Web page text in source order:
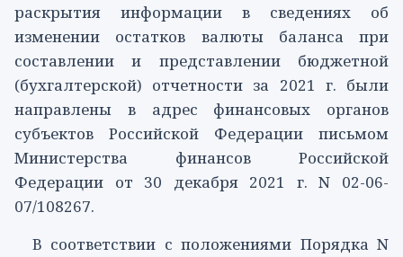
раскрытия информации в сведениях об
изменении остатков валюты баланса при
составлении и представлении бюджетной
(бухгалтерской) отчетности за 2021 г. были
направлены в адрес финансовых органов
субъектов Российской Федерации письмом
Министерства финансов Российской
Федерации от 30 декабря 2021 г. N 02-06-
07/108267.
В соответствии с положениями Порядка N